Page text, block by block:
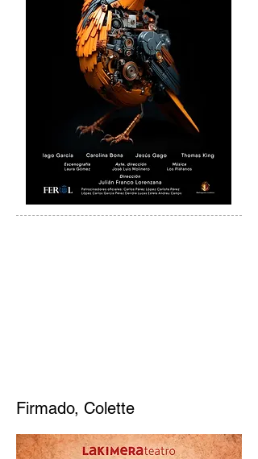
Firmado, Colette